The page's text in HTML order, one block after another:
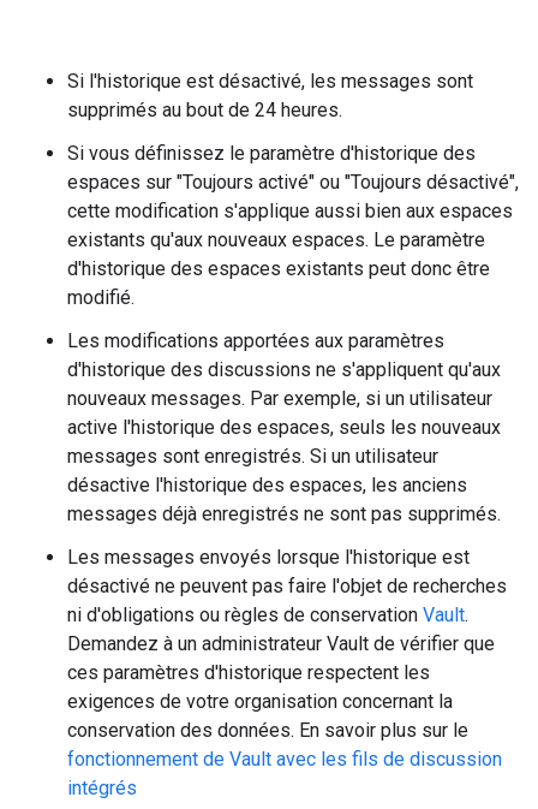
Si l'historique est désactivé, les messages sont
supprimés au bout de 24 heures.
Si vous définissez le paramètre d'historique des
espaces sur "Toujours activé" ou "Toujours désactivé",
cette modification s'applique aussi bien aux espaces
existants qu'aux nouveaux espaces. Le paramètre
d'historique des espaces existants peut donc être
modifié.
Les modifications apportées aux paramètres
d'historique des discussions ne s'appliquent qu'aux
nouveaux messages. Par exemple, si un utilisateur
active l'historique des espaces, seuls les nouveaux
messages sont enregistrés. Si un utilisateur
désactive l'historique des espaces, les anciens
messages déjà enregistrés ne sont pas supprimés.
Les messages envoyés lorsque l'historique est
désactivé ne peuvent pas faire l'objet de recherches
ni d'obligations ou règles de conservation Vault.
Demandez à un administrateur Vault de vérifier que
ces paramètres d'historique respectent les
exigences de votre organisation concernant la
conservation des données. En savoir plus sur le
fonctionnement de Vault avec les fils de discussion
intégrés